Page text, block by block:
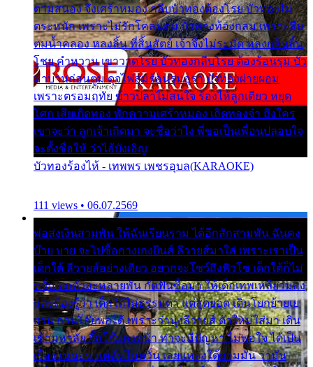
ตามสนอง จึงเศร้าหมอง กลีบบัวทองต้องโรย บัวทองไม่
ตระหนัก เพราะไม่รักโคลนตม บัวทองท้องกลม เพราะลืม
ตมน้ำคลอง หลงลิ้น ที่สิ้นสัตย์ เจ้าจึงไม่ระมัด หลงกลิ่นลิ้น
โชย คำหวาน เขาวาดโรย บัวทองกลีบโรย ต้องร้อนรุม บัว
มาบานก่อนตูม ดุจไฟสุมร้อนรุมอุรา บัวทองผ่ายผอม
เพราะตรอมฤทัย ข้าวปลาไม่สนใจ ร้องไห้ลูกเดียว หยุด
โศก เสียเถิดทอง พักความเศร้าหมอง เถิดทองจ๋า ถึงใคร
เขาจะว่า ลูกเจ้าเกิดมา จะชื่อว่าไง พี่ขอเป็นเพื่อนปลอบใจ
จะตั้งชื่อให้ ว่าไอ้บังเอิญ
บัวทองร้องไห้ - เทพพร เพชรอุบล(KARAOKE)
111 views • 06.07.2569
พ่อส่งเงินสามพัน ให้ฉันเรียนราม ได้อีกสักสามพัน ฉันคง
บ๊าย บาย จะไปซื้อกางเกงยีนส์ ลีวายส์มาใส่ เพราะเราเป็น
เด็กใต้ ลีวายส์อย่างเดียว อยากจะโชว์ถึงหิวโซ เด็กใต้ก็ไม่
หวั่น ตกตัวละหลายพัน กัดฟันซื้อมา ให้เด็กเทพเหลียวมอง
และต้องรู้ว่า เด็กใต้ไม่ธรรมดา แต่สุดยอด เดินโยกย้ายเย
ยวน กวนโอ๊ยพอได้ เพราะว่านุ่งลีวายส์ ตัวใหม่ใส่มา เดิน
เข้ามหาลัย จิ๊กโก๊มองหน้า ท่าจะมีปัญหา ไม่พอใจ ได้เป็น
เรื่องแน่นอน แต่ฉันไม่หวั่น เลยแหลงใต้ถามมัน ว่ามัน